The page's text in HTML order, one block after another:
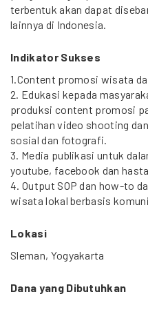
terbentuk akan dapat
lainnya di Indonesia.
Indikator Sukses
1.Content promosi wisata
2. Edukasi kepada
produksi content promosi
pelatihan video shooting
sosial dan fotografi.
3. Media publikasi untuk
youtube, facebook dan
4. Output SOP dan how-to
wisata lokal berbasis
Lokasi
Sleman, Yogyakarta
Dana yang Dibutuhkan